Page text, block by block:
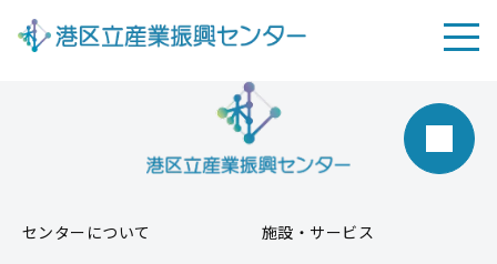
NEWS動画制作
センターについて 施設・サービス